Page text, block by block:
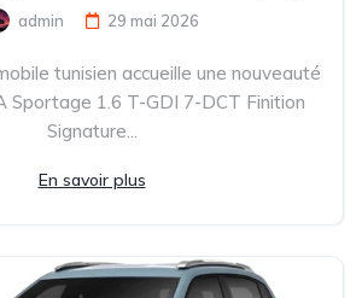
admin 29 mai 2026
tunisien accueille une nouveauté
Sportage 1.6 T-GDI 7-DCT Finition
Signature...
En savoir plus